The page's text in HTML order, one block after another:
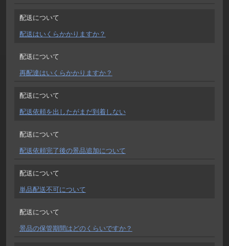
配送について
配送はいくらかかりますか？
配送について
再配達はいくらかかりますか？
配送について
配送依頼を出したがまだ到着しない
配送について
配送依頼完了後の景品追加について
配送について
単品配送不可について
配送について
景品の保管期間はどのくらいですか？